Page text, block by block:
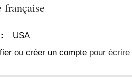
française
USA
ou créer un compte pour